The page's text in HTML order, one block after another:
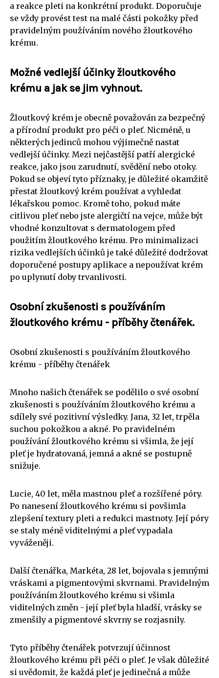
a reakce pleti na konkrétní produkt. Doporučuje
se vždy provést test na malé části pokožky před
pravidelným používáním nového žloutkového
krému.
Možné vedlejší účinky žloutkového
krému a jak se jim vyhnout.
Žloutkový krém je obecně považován za bezpečný
a přírodní produkt pro péči o pleť. Nicméně, u
některých jedinců mohou výjimečně nastat
vedlejší účinky. Mezi nejčastější patří alergické
reakce, jako jsou zarudnutí, svědění nebo otoky.
Pokud se objeví tyto příznaky, je důležité okamžitě
přestat žloutkový krém používat a vyhledat
lékařskou pomoc. Kromě toho, pokud máte
citlivou pleť nebo jste alergičtí na vejce, může být
vhodné konzultovat s dermatologem před
použitím žloutkového krému. Pro minimalizaci
rizika vedlejších účinků je také důležité dodržovat
doporučené postupy aplikace a nepoužívat krém
po uplynutí doby trvanlivosti.
Osobní zkušenosti s používáním
žloutkového krému - příběhy čtenářek.
Osobní zkušenosti s používáním žloutkového
krému - příběhy čtenářek
Mnoho našich čtenářek se podělilo o své osobní
zkušenosti s používáním žloutkového krému a
sdílely své pozitivní výsledky. Jana, 32 let, trpěla
suchou pokožkou a akné. Po pravidelném
používání žloutkového krému si všimla, že její
pleť je hydratovaná, jemná a akné se postupně
snižuje.
Lucie, 40 let, měla mastnou pleť a rozšířené póry.
Po nanesení žloutkového krému si povšimla
zlepšení textury pleti a redukci mastnoty. Její póry
se staly méně viditelnými a pleť vypadala
vyváženěji.
Další čtenářka, Markéta, 28 let, bojovala s jemnými
vráskami a pigmentovými skvrnami. Pravidelným
používáním žloutkového krému si všimla
viditelných změn - její pleť byla hladší, vrásky se
zmenšily a pigmentové skvrny se rozjasnily.
Tyto příběhy čtenářek potvrzují účinnost
žloutkového krému při péči o pleť. Je však důležité
si uvědomit, že každá pleť je jedinečná a může